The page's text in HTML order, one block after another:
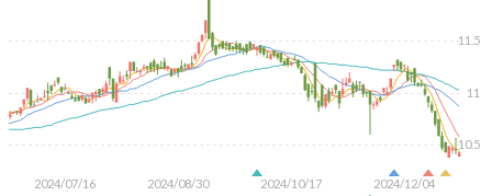
2024/07/16 2024/08/30 2024/10/17 2024/12/04
10.5
11
11.5